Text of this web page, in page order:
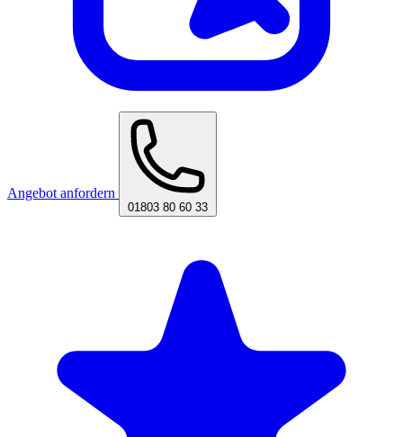
Angebot anfordern
01803 80 60 33